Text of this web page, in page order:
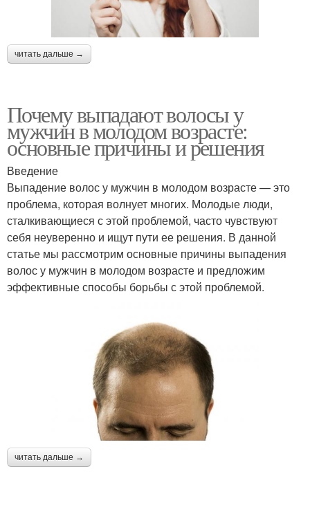
читать дальше →
Почему выпадают волосы у
мужчин в молодом возрасте:
основные причины и решения
Введение
Выпадение волос у мужчин в молодом возрасте — это
проблема, которая волнует многих. Молодые люди,
сталкивающиеся с этой проблемой, часто чувствуют
себя неуверенно и ищут пути ее решения. В данной
статье мы рассмотрим основные причины выпадения
волос у мужчин в молодом возрасте и предложим
эффективные способы борьбы с этой проблемой.
читать дальше →